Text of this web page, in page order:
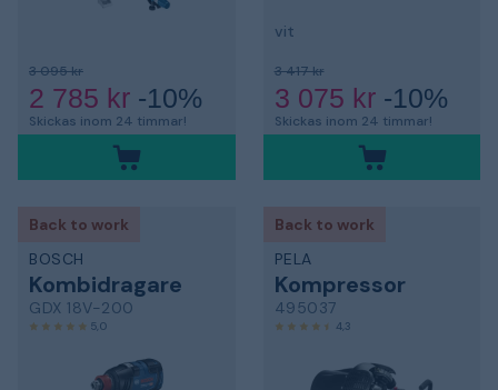
3 095 kr
2 785 kr -10%
Skickas inom 24 timmar!
vit
3 417 kr
3 075 kr-10%
Skickas inom 24 timmar!
Back to work
BOSCH
Kombidragare
GDX 18V-200
5,0
Back to work
PELA
Kompressor
495037
4,3